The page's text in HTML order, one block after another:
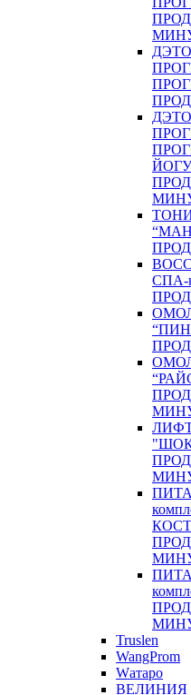
СПА-
Truslen
WangProm
Wатаро
ВЕЛИНИЯ